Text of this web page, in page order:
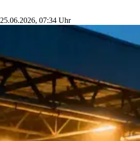
25.06.2026, 07:34 Uhr